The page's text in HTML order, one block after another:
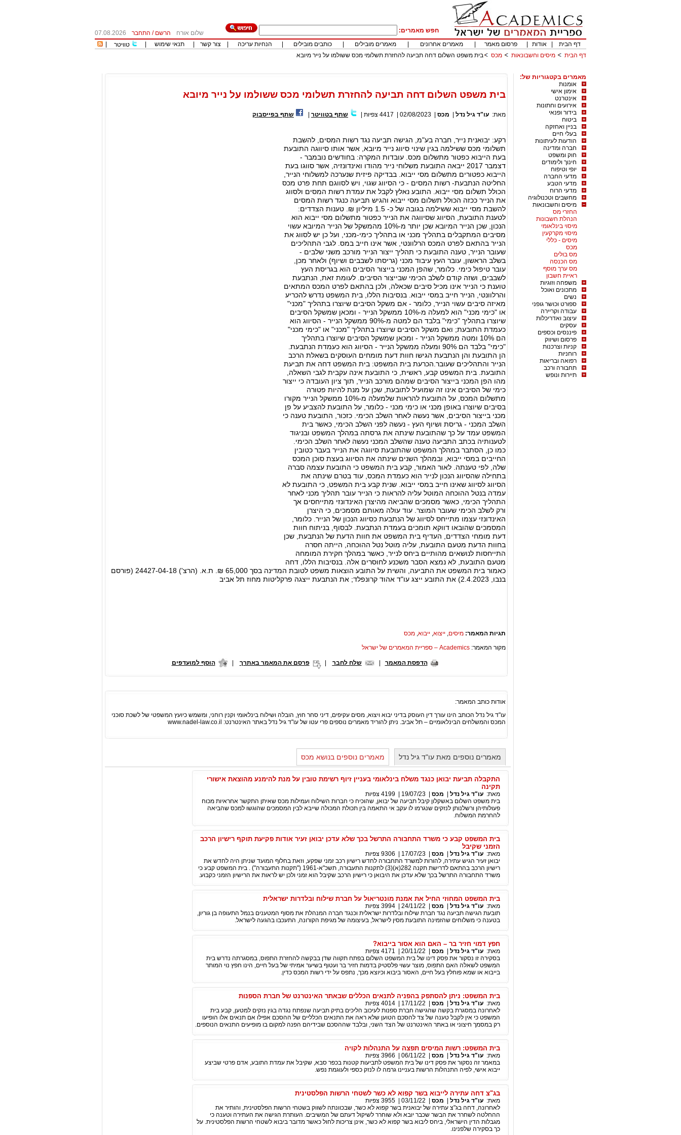
חפש מאמרים: שלום אורח הרשם / התחבר
07.08.2026
דף הבית
אודות פרסום מאמר מאמרים אחרונים מאמרים מובילים כותבים מובילים הנחיות עריכה צור קשר תנאי שימוש טוויטר
דף הבית
מיסים וחשבונאות מכס בית משפט השלום דחה תביעה להחזרת תשלומי מכס ששולמו על נייר מיובא
מאמרים בקטגוריות של:
אומנות
אימון אישי
אינטרנט
אירועים וחתונות
בידור ופנאי
ביטוח
בניין ואחזקה
בעלי חיים
הודעות לעיתונות
חברה ומדינה
חוק ומשפט
חינוך ולימודים
יופי וטיפוח
מדעי החברה
מדעי הטבע
מדעי הרוח
מחשבים וטכנולוגיה
מיסים וחשבונאות
החזרי מס
הנהלת חשבונות
מיסוי בינלאומי
מיסוי מקרקעין
מיסים - כללי
מכס
מס בולים
מס הכנסה
מס ערך מוסף
ראיית חשבון
משפחה וזוגיות
מתכונים ואוכל
נשים
ספורט וכושר גופני
עבודה וקריירה
עיצוב ואדריכלות
עסקים
פיננסים וכספים
פרסום ושיווק
קניות וצרכנות
רוחניות
רפואה ובריאות
תחבורה ורכב
תיירות ונופש
בית משפט השלום דחה תביעה להחזרת תשלומי מכס ששולמו על נייר מיובא
מאת: עו"ד גיל נדל מכס 02/08/2023
4417 צפיות שתף בטוויטר שתף בפייסבוק
רקע: יבואנית נייר, חברה בע"מ, הגישה תביעה נגד רשות המסים, להשבת
תשלומי מכס ששילמה בגין שינוי סיווג נייר מיובא, אשר אותו סיווגה התובעת
בעת הייבוא כפטור מתשלום מכס. עובדות המקרה: בחודשים נובמבר -
דצמבר 2017 ייבאה התובעת משלוחי נייר מהודו ואינדונזיה, אשר סווגו בעת
הייבוא כפטורים מתשלום מסי ייבוא. בבדיקה פיזית שנערכה למשלוחי הנייר,
החליטה הנתבעת- רשות המסים - כי הסיווג שגוי, ויש לסווגם תחת פרט מכס
הכולל תשלום מסי ייבוא. התובע נאלץ לקבל את עמדת רשות המסים ולסווג
את הנייר ככזה הכולל תשלום מסי ייבוא והגיש תביעה כנגד רשות המסים
להשבת מסי ייבוא ששילמה בגובה של כ- 1.5 מיליון ₪. טענות הצדדים:
לטענת התובעת, הסיווג שסיווגה את הנייר כפטור מתשלום מסי ייבוא הוא
הנכון, שכן הנייר המיובא שכן יותר מ-10% מהמשקל של הנייר המיובא עשוי
מסיבים המתקבלים בתהליך מכני או בתהליך כימי-מכני, ועל כן יש לסווג את
הנייר בהתאם לפרט המכס הרלוונטי, אשר אינו חייב במס. לגבי התהליכים
שעובר הנייר, טענה התובעת כי תהליך ייצור הנייר מורכב משני שלבים -
בשלב הראשון, עובר העץ עיבוד מכני (גריסתו לשבבים ושיוף) ולאחר מכן,
עובר טיפול כימי. כלומר, שהפן המכני בייצור הסיבים הוא בגריסת העץ
לשבבים, ושזה קודם לשלב הכימי שבייצור הסיבים. לעומת זאת, הנתבעת
טוענת כי הנייר אינו מכיל סיבים שכאלה, ולכן בהתאם לפרט המכס המתאים
והרלוונטי, הנייר חייב במסי ייבוא. בנסיבות הללו, בית המשפט נדרש להכריע
מאיזה סיבים עשוי הנייר, כלומר - אם משקל הסיבים שיוצרו בתהליך "מכני"
או "כימי מכני" הוא למעלה מ-10% ממשקל הנייר - ומכאן שמשקל הסיבים
שיוצרו בתהליך "כימי" בלבד הם למטה מ-90% ממשקל הנייר - הסיווג הוא
כעמדת התובעת; ואם משקל הסיבים שיוצרו בתהליך "מכני" או "כימי מכני"
הם 10% ומטה ממשקל הנייר - ומכאן שמשקל הסיבים שיוצרו בתהליך
"כימי" בלבד הם 90% ומעלה ממשקל הנייר - הסיווג הוא כעמדת הנתבעת.
הן התובעת והן הנתבעת הגישו חוות דעת מומחים העוסקים בשאלת הרכב
הנייר והתהליכים שעובר.הכרעת בית המשפט: בית המשפט דחה את תביעת
התובעת. בית המשפט קבע, ראשית, כי התובעת אינה עקבית לגבי השאלה,
מהו הפן המכני בייצור הסיבים שמהם מורכב הנייר, תוך ציון העובדה כי ייצור
כימי של הסיבים אינו זה שמועיל לתובעת, שכן על מנת להיות פטורה
מתשלום המכס, על התובעת להראות שלמעלה מ-10% ממשקל הנייר מקורו
בסיבים שיוצרו באופן מכני או כימי מכני - כלומר, על התובעת להצביע על פן
מכני בייצור הסיבים, אשר נעשה לאחר השלב הכימי. כזכור, התובעת טענה כי
השלב המכני - גריסת ושיוף העץ - נעשה לפני השלב הכימי, כאשר בית
המשפט עמד על כך שהתובעת שינתה את גרסתה במהלך המשפט ובניגוד
לטענותיה בכתב התביעה טענה שהשלב המכני נעשה לאחר השלב הכימי.
כמו כן, הסתבר במהלך המשפט שהתובעת סיווגה את הנייר בעבר כטובין
החייבים במסי ייבוא, ובמהלך השנים שינתה את הסיווג בעצת סוכן המכס
שלה, לפי טענתה. לאור האמור, קבע בית המשפט כי התובעת עצמה סברה
בתחילה שהסיווג הנכון לנייר הוא כעמדת המכס, עוד בטרם שינתה את
הסיווג לסיווג שאינו חייב במסי ייבוא. שנית קבע בית המשפט, כי התובעת לא
עמדה בנטל ההוכחה המוטל עליה להראות כי הנייר עובר תהליך מכני לאחר
התהליך הכימי, כאשר מסמכים שהביאה מהיצרן האינדונזי מתייחסים אך
ורק לשלב הכימי שעובר המוצר. עוד עולה מאותם מסמכים, כי היצרן
האינדונזי עצמו מתייחס לסיווג של הנתבעת כסיווג הנכון של הנייר. כלומר,
המסמכים שהובאו דווקא תומכים בעמדת הנתבעת. לבסוף, בניתוח חוות
דעת מומחי הצדדים, העדיף בית המשפט את חוות הדעת של הנתבעת, שכן
בחוות הדעת מטעם התובעת, עליה מוטל נטל ההוכחה, הייתה חסרה
התייחסות לנושאים מהותיים ביחס לנייר, כאשר במהלך חקירת המומחה
מטעם התובעת, לא נמצא הסבר משכנע לחוסרים אלה. בנסיבות הללו, דחה
כאמור בית המשפט את התביעה, והשית על התובע הוצאות משפט לטובת המדינה בסך 65,000 ₪. ת.א. (הרצ') 24427-04-18 (פורסם
בנבו, 2.4.2023) את התובע ייצג עו"ד אהוד קרונפלד; את הנתבעת ייצגה פרקליטות מחוז תל אביב
תגיות המאמר: מיסים, ייצוא, ייבוא, מכס
מקור המאמר: Academics – ספריית המאמרים של ישראל
הדפסת המאמר שלח לחבר פרסם את המאמר באתרך | הוסף למועדפים
אודות כותב המאמר:
עו"ד גיל נדל הכותב הינו עורך דין העוסק בדיני יבוא ויצוא, מסים עקיפים, דיני סחר חוץ, הובלה ושילוח בינלאומי וקנין רוחני, ומשמש כיועץ המשפטי של לשכת סוכני
המכס והמשלחים הבינלאומיים – תל אביב. ניתן להוריד מאמרים נוספים פרי עטו של עו"ד גיל נדל באתר האינטרנט: www.nadel-law.co.il
מאמרים נוספים מאת עו"ד גיל נדל מאמרים נוספים בנושא מכס
התקבלה תביעת יבואן כנגד משלח בינלאומי בעניין זיוף רשימת טובין על מנת להימנע מהוצאת אישורי
תקינה
מאת: עו"ד גיל נדל מכס 19/07/23
4199 צפיות
בית משפט השלום באשקלון קיבל תביעה של יבואן, שהוכיח כי חברות השילוח ועמילות מכס שאיתן התקשר אחראיות מכוח
פעולותיהן ורשלנותן לנזקים שנגרמו לו עקב אי התאמה בין תכולת המכולה שייבא לבין המסמכים שהוגשו למכס שהביאה
להחרמת המשלוח.
בית המשפט קבע כי משרד התחבורה התרשל בכך שלא עדכן יבואן זעיר אודות פקיעת תוקף רישיון הרכב
הזמני שקיבל
מאת: עו"ד גיל נדל מכס 17/07/23
9306 צפיות
יבואן זעיר הגיש עתירה, להורות למשרד התחבורה לחדש רישיון רכב זמני שפקע, וזאת בחלוף המועד שניתן היה לחדש את
רישיון הרכב בהתאם לדרישת תקנה 282(א)(3) לתקנות התעבורה, תשכ"א-1961 ("תקנות התעבורה") . בית המשפט קבע כי
משרד התחבורה התרשל בכך שלא עדכן את היבואן כי רישיון הרכב שקיבל הוא זמני ולכן יש לראות את הרישיון הזמני כקבוע.
בית המשפט המחוזי החיל את אמנת מונטריאול על חברת שילוח ובלדרות ישראלית
מאת: עו"ד גיל נדל מכס 24/11/22
3994 צפיות
תובעת הגישה תביעה נגד חברת שילוח ובלדרות ישראלית וכנגד חברה המנהלת את מסוף המטענים בנמל התעופה בן גוריון,
בטענה כי משלוחים שהזמינה התובעת מסין לישראל, בעיצומה של מגיפת הקורונה, התעכבו בהגעה לישראל.
חפץ דמוי חזיר בר – האם הוא אסור בייבוא?
מאת: עו"ד גיל נדל מכס 20/11/22
4171 צפיות
בסקירה זו נסקור את פסק דינו של בית המשפט השלום בפתח תקווה שדן בבקשה להחזרת התפוס, במסגרתה נדרש בית
המשפט לשאלה האם התפוס, מוצר עשוי פלסטיק בדמות חזיר בר ועטוף בשיער אמיתי של בעל חיים, הינו חפץ נוי המותר
בייבוא או שמא פוחלץ בעל חיים, האסור ביבוא וכיוצא מכך, נתפס על ידי רשות המכס כדין.
בית המשפט: ניתן להסתפק בהפניה לתנאים הכללים שבאתר האינטרנט של חברת הספנות
מאת: עו"ד גיל נדל מכס 17/11/22
4014 צפיות
לאחרונה במסגרת בקשה שהגישה חברת ספנות לעיכוב הליכים בתיק תביעה שנפתח נגדה בגין נזקים למטען, קבע בית
המשפט כי אין לקבל טענה של צד להסכם הטוען שלא ראה את התנאים הכלליים של ההסכם אפילו אם תנאים אלו הופיעו
רק במסמך חיצוני או באתר האינטרנט של הצד השני, ובלבד שההסכם שבידיהם הפנה למקום בו מופיעים התנאים הנוספים.
בית המשפט: רשות המיסים תפצה על התנהלות לקויה
מאת: עו"ד גיל נדל מכס 06/11/22
3966 צפיות
במאמר זה נסקור את פסק דינו של בית המשפט לתביעות קטנות בכפר סבא, שקיבל את עמדת התובע, אדם פרטי שביצע
ייבוא אישי, לפיה התנהלות הרשות בעניינו גרמה לו לנזק כספי ולעוגמת נפש.
בג"צ דחה עתירה לייבוא בשר קפוא לא כשר לשטחי הרשות הפלסטינית
מאת: עו"ד גיל נדל מכס 03/11/22
3955 צפיות
לאחרונה, דחה בג"צ עתירה של יבואנית בשר קפוא לא כשר, שבכוונתה לשווק בשטחי הרשות הפלסטינית, והותיר את
ההחלטה לשחרר את הבשר שכבר יובא ולא שוחרר לשיקול דעתם של המשיבים. העותרת הגישה את העתירה וטענה כי
מגבלות הדין הישראלי, ביחס ליבוא בשר קפוא לא כשר, אינן צריכות לחול כאשר מדובר ביבוא לשטחי הרשות הפלסטינית. על
כך בסקירה שלפנינו.